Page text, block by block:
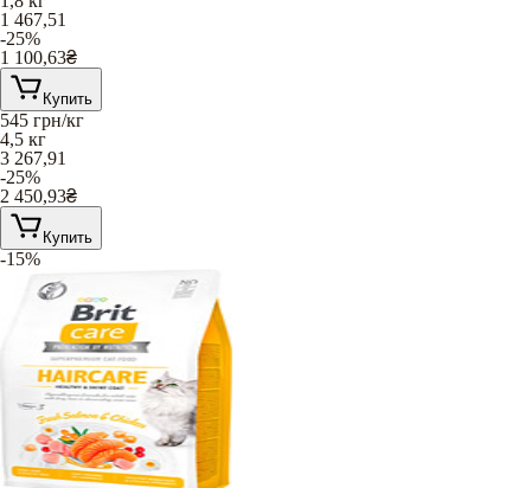
1 467,51
-25%
1 100,63₴
Купить
545 грн/кг
4,5 кг
3 267,91
-25%
2 450,93₴
Купить
-15%